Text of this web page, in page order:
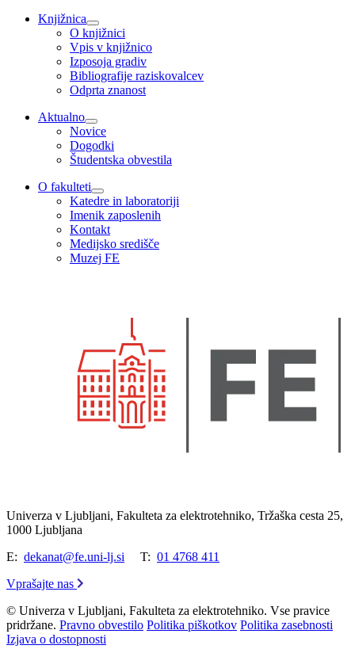
Knjižnica
O knjižnici
Vpis v knjižnico
Izposoja gradiv
Bibliografije raziskovalcev
Odprta znanost
Aktualno
Novice
Dogodki
Študentska obvestila
O fakulteti
Katedre in laboratoriji
Imenik zaposlenih
Kontakt
Medijsko središče
Muzej FE
Univerza v Ljubljani, Fakulteta za elektrotehniko, Tržaška cesta 25,
1000 Ljubljana
E: dekanat@fe.uni-lj.si T: 01 4768 411
Vprašajte nas
© Univerza v Ljubljani, Fakulteta za elektrotehniko. Vse pravice
pridržane. Pravno obvestilo Politika piškotkov Politika zasebnosti
Izjava o dostopnosti